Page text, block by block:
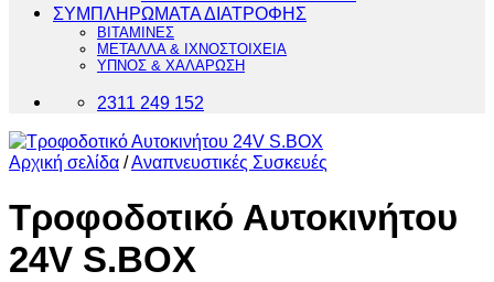
ΣΥΜΠΛΗΡΩΜΑΤΑ ΔΙΑΤΡΟΦΗΣ
ΒΙΤΑΜΙΝΕΣ
ΜΕΤΑΛΛΑ & ΙΧΝΟΣΤΟΙΧΕΙΑ
ΥΠΝΟΣ & ΧΑΛΑΡΩΣΗ
2311 249 152
Αρχική σελίδα /Αναπνευστικές Συσκευές
Τροφοδοτικό Αυτοκινήτου
24V S.BOX